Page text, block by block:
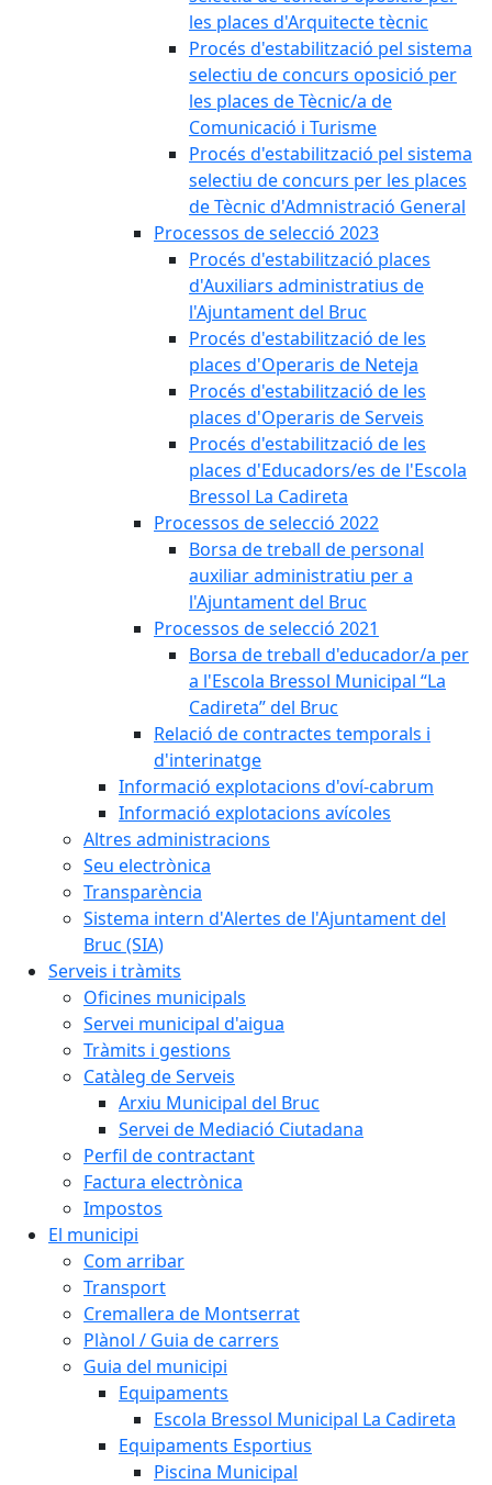
les places d'Arquitecte tècnic
Procés d'estabilització pel sistema
selectiu de concurs oposició per
les places de Tècnic/a de
Comunicació i Turisme
Procés d'estabilització pel sistema
selectiu de concurs per les places
de Tècnic d'Admnistració General
Processos de selecció 2023
Procés d'estabilització places
d'Auxiliars administratius de
l'Ajuntament del Bruc
Procés d'estabilització de les
places d'Operaris de Neteja
Procés d'estabilització de les
places d'Operaris de Serveis
Procés d'estabilització de les
places d'Educadors/es de l'Escola
Bressol La Cadireta
Processos de selecció 2022
Borsa de treball de personal
auxiliar administratiu per a
l'Ajuntament del Bruc
Processos de selecció 2021
Borsa de treball d'educador/a per
a l'Escola Bressol Municipal “La
Cadireta” del Bruc
Relació de contractes temporals i
d'interinatge
Informació explotacions d'oví-cabrum
Informació explotacions avícoles
Altres administracions
Seu electrònica
Transparència
Sistema intern d'Alertes de l'Ajuntament del
Bruc (SIA)
Serveis i tràmits
Oficines municipals
Servei municipal d'aigua
Tràmits i gestions
Catàleg de Serveis
Arxiu Municipal del Bruc
Servei de Mediació Ciutadana
Perfil de contractant
Factura electrònica
Impostos
El municipi
Com arribar
Transport
Cremallera de Montserrat
Plànol / Guia de carrers
Guia del municipi
Equipaments
Escola Bressol Municipal La Cadireta
Equipaments Esportius
Piscina Municipal